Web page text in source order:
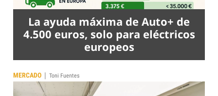
La ayuda máxima de Auto+ de
4.500 euros, solo para eléctricos
europeos
MERCADO | Toni Fuentes